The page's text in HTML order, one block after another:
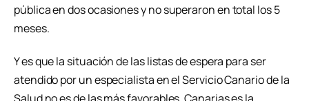
pública en dos ocasiones y no superaron en total los 5
meses.
Y es que la situación de las listas de espera para ser
atendido por un especialista en el Servicio Canario de la